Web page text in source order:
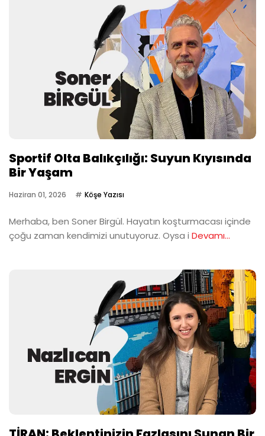
Sportif Olta Balıkçılığı: Suyun Kıyısında
Bir Yaşam
Haziran 01, 2026 Köşe Yazısı
Merhaba, ben Soner Birgül. Hayatın koşturmacası içinde
çoğu zaman kendimizi unutuyoruz. Oysa i Devamı...